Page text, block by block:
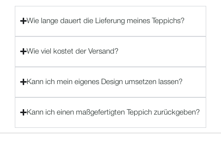
Wie lange dauert die Lieferung meines Teppichs?
Wie viel kostet der Versand?
Kann ich mein eigenes Design umsetzen lassen?
Kann ich einen maßgefertigten Teppich zurückgeben?